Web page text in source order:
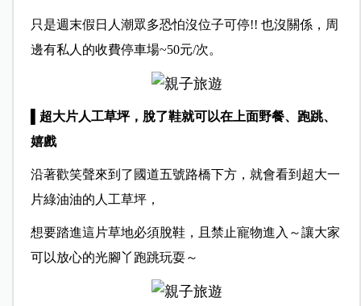
只是週末假日人潮眾多恐怕沒位子可停!! 也沒關係，周
邊有私人的收費停車場~50元/次。
▌超大片人工草坪，脫了鞋就可以在上面野餐、跑跳、
嬉戲
沿著歡笑聲來到了國道五號路橋下方，就會看到超大一
片綠油油的人工草坪，
想要踏進這片草地必須脫鞋，且禁止寵物進入～讓大家
可以放心的光腳丫跑跳玩耍～